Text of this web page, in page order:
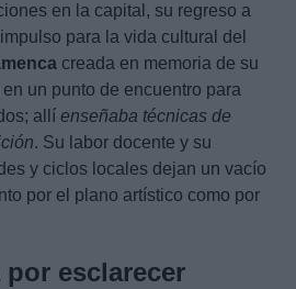
en la capital, su regreso a
para la vida cultural del
creada en memoria de su
un punto de encuentro para
allí enseñaba técnicas de
. Su labor docente y su
y ciclos locales dejan un vacío
por el plano artístico como por
esclarecer